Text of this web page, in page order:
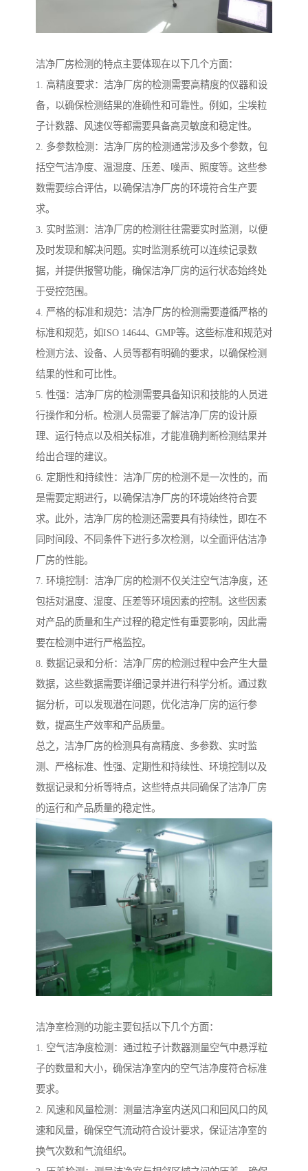
洁净厂房检测的特点主要体现在以下几个方面：
1. 高精度要求：洁净厂房的检测需要高精度的仪器和设
备，以确保检测结果的准确性和可靠性。例如，尘埃粒
子计数器、风速仪等都需要具备高灵敏度和稳定性。
2. 多参数检测：洁净厂房的检测通常涉及多个参数，包
括空气洁净度、温湿度、压差、噪声、照度等。这些参
数需要综合评估，以确保洁净厂房的环境符合生产要
求。
3. 实时监测：洁净厂房的检测往往需要实时监测，以便
及时发现和解决问题。实时监测系统可以连续记录数
据，并提供报警功能，确保洁净厂房的运行状态始终处
于受控范围。
4. 严格的标准和规范：洁净厂房的检测需要遵循严格的
标准和规范，如ISO 14644、GMP等。这些标准和规范对
检测方法、设备、人员等都有明确的要求，以确保检测
结果的性和可比性。
5. 性强：洁净厂房的检测需要具备知识和技能的人员进
行操作和分析。检测人员需要了解洁净厂房的设计原
理、运行特点以及相关标准，才能准确判断检测结果并
给出合理的建议。
6. 定期性和持续性：洁净厂房的检测不是一次性的，而
是需要定期进行，以确保洁净厂房的环境始终符合要
求。此外，洁净厂房的检测还需要具有持续性，即在不
同时间段、不同条件下进行多次检测，以全面评估洁净
厂房的性能。
7. 环境控制：洁净厂房的检测不仅关注空气洁净度，还
包括对温度、湿度、压差等环境因素的控制。这些因素
对产品的质量和生产过程的稳定性有重要影响，因此需
要在检测中进行严格监控。
8. 数据记录和分析：洁净厂房的检测过程中会产生大量
数据，这些数据需要详细记录并进行科学分析。通过数
据分析，可以发现潜在问题，优化洁净厂房的运行参
数，提高生产效率和产品质量。
总之，洁净厂房的检测具有高精度、多参数、实时监
测、严格标准、性强、定期性和持续性、环境控制以及
数据记录和分析等特点，这些特点共同确保了洁净厂房
的运行和产品质量的稳定性。
洁净室检测的功能主要包括以下几个方面：
1. 空气洁净度检测：通过粒子计数器测量空气中悬浮粒
子的数量和大小，确保洁净室内的空气洁净度符合标准
要求。
2. 风速和风量检测：测量洁净室内送风口和回风口的风
速和风量，确保空气流动符合设计要求，保证洁净室的
换气次数和气流组织。